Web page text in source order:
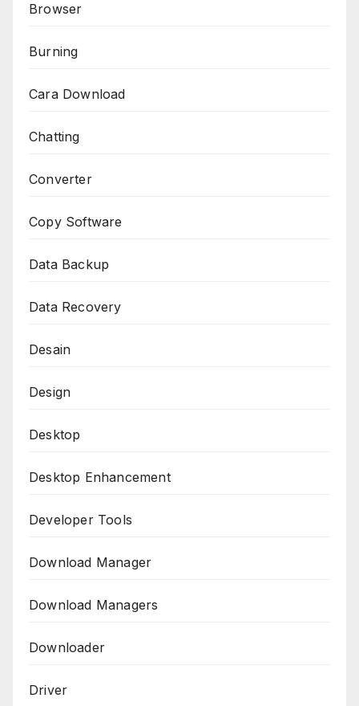
Browser
Burning
Cara Download
Chatting
Converter
Copy Software
Data Backup
Data Recovery
Desain
Design
Desktop
Desktop Enhancement
Developer Tools
Download Manager
Download Managers
Downloader
Driver